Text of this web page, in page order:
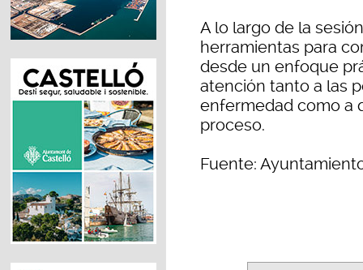
A lo largo de la
herramientas para
desde un enfoque
atención tanto a las
enfermedad como a
proceso.
Fuente: